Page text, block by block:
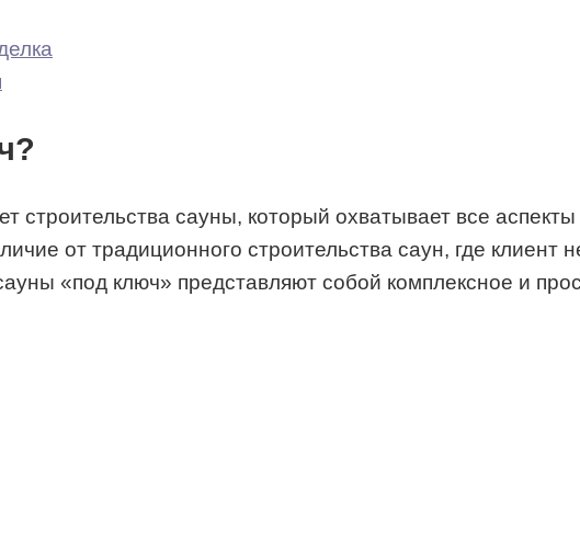
строительства сауны, который охватывает все
от традиционного строительства саун, где клиент
«под ключ» представляют собой комплексное и